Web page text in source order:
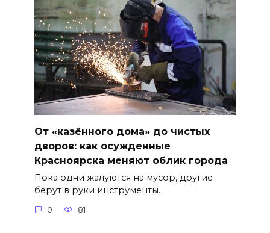
От «казённого дома» до чистых
дворов: как осужденные
Красноярска меняют облик города
Пока одни жалуются на мусор, другие
берут в руки инструменты.
0 81